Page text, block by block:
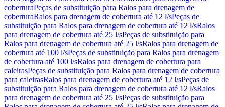
coberturaPeças de substituição para Ralos para drenagem de
coberturaRalos para drenagem de cobertura até 12 l/sPeças de
substituição para Ralos para drenagem de cobertura até 12 l/sRalos
para drenagem de cobertura até 25 l/sPeças de substituição para
Ralos para drenagem de cobertura até 25 l/sRalos para drenagem de
cobertura até 100 l/sPeças de substituição para Ralos para drenagem
de cobertura até 100 l/sRalos para drenagem de cobertura para
caleirasPeças de substituição para Ralos para drenagem de cobertura
para caleirasRalos para drenagem de cobertura até 12 l/sPeças de
substituição para Ralos para drenagem de cobertura até 12 l/sRalos
para drenagem de cobertura até 25 l/sPeças de substituição para